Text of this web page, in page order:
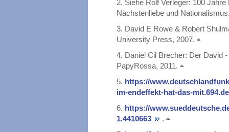
2. Siehe Rolf Verleger: 100
Nächstenliebe und
3. David E Rowe & Robert
University Press, 2007.
4. Daniel Cil Brecher: Der David
PapyRossa, 2011.
5. https://
im-endeffekt-hat-das-
6. https://
1.4410663
.